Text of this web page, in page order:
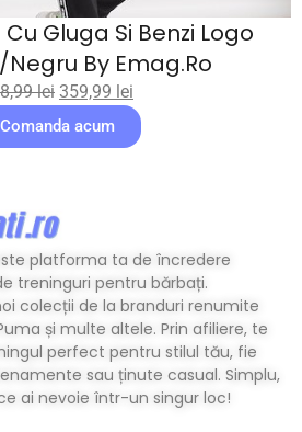
Gluga Si Benzi Logo
Negru By Emag.ro
lei 359,99 lei
Comanda acum
platforma ta de încredere
treninguri pentru bărbați.
colecții de la branduri renumite
și multe altele. Prin afiliere, te
perfect pentru stilul tău, fie
sau ținute casual. Simplu,
ai nevoie într-un singur loc!